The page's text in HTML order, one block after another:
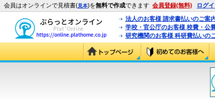
会員はオンラインで見積書(見本)を無料で作成できます 会員登録(無料) ログ
法人のお客様 請求書払いのご案
学校・官公庁のお客様 校費・公
研究機関のお客様 科研費払いの